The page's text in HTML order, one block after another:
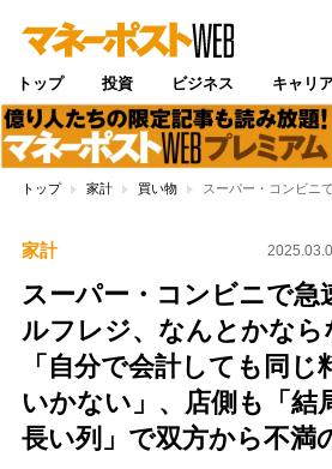
トップ 投資 ビジネス キャリ
トップ 家計 買い物 スーパー・コンビニ
家計
スーパー・コンビニで急
ルフレジ、なんとかな
「自分で会計しても同
いかない」、店側も「結
長い列」で双方から不満